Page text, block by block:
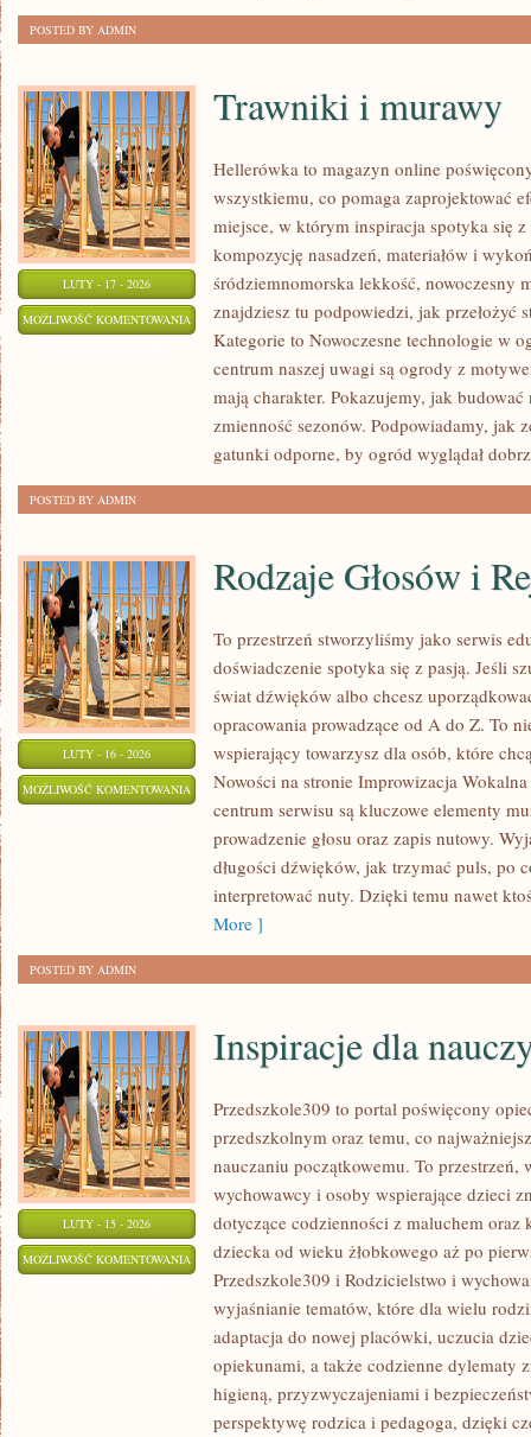
POSTED BY ADMIN
LUTY - 17 - 2026
MOŻLIWOŚĆ KOMENTOWANIA TRAWNIKI
MURAWY
Trawniki i murawy
Hellerówka to magazyn online
wszystkiemu, co pomaga zaprojektować
miejsce, w którym inspiracja spotyka się
kompozycję nasadzeń, materiałów i
śródziemnomorska lekkość, nowoczesny
znajdziesz tu podpowiedzi, jak przełożyć
Kategorie to Nowoczesne technologie w
centrum naszej uwagi są ogrody z
mają charakter. Pokazujemy, jak
zmienność sezonów. Podpowiadamy, jak
gatunki odporne, by ogród wyglądał
POSTED BY ADMIN
LUTY - 16 - 2026
MOŻLIWOŚĆ KOMENTOWANIA RODZAJE
GŁOSÓW
REJESTRY
WOKALNE
Rodzaje Głosów i
To przestrzeń stworzyliśmy jako serwis
doświadczenie spotyka się z pasją. Jeśli
świat dźwięków albo chcesz
opracowania prowadzące od A do Z. To
wspierający towarzysz dla osób, które
Nowości na stronie Improwizacja
centrum serwisu są kluczowe elementy
prowadzenie głosu oraz zapis nutowy.
długości dźwięków, jak trzymać puls, po
interpretować nuty. Dzięki temu nawet
More ]
POSTED BY ADMIN
LUTY - 15 - 2026
MOŻLIWOŚĆ KOMENTOWANIA INSPIRACJE
NAUCZYCIELI
Inspiracje dla
Przedszkole309 to portal poświęcony
przedszkolnym oraz temu, co
nauczaniu początkowemu. To
wychowawcy i osoby wspierające dzieci
dotyczące codzienności z maluchem oraz
dziecka od wieku żłobkowego aż po
Przedszkole309 i Rodzicielstwo i
wyjaśnianie tematów, które dla wielu
adaptacja do nowej placówki, uczucia
opiekunami, a także codzienne dylematy
higieną, przyzwyczajeniami i
perspektywę rodzica i pedagoga, dzięki